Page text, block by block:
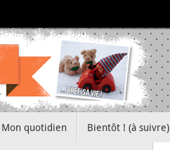
Mon quotidien Bientôt ! (à suivre)